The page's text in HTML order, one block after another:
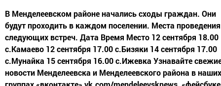
В Менделеевском районе начались сходы граждан. Они
будут проходить в каждом поселении. Места проведения
следующих встреч. Дата Время Место 12 сентября 18.00
с.Камаево 12 сентября 17.00 с.Бизяки 14 сентября 17.00
с.Мунайка 15 сентября 16.00 с.Ижевка Узнавайте
новости Менделеевска и Менделеевского района в наших